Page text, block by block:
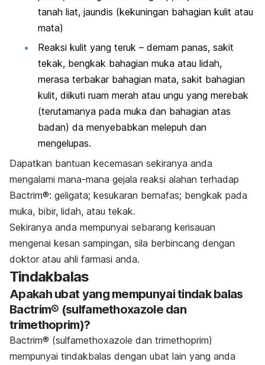
tanah liat, jaundis (kekuningan bahagian kulit atau
mata)
Reaksi kulit yang teruk – demam panas, sakit
tekak, bengkak bahagian muka atau lidah,
merasa terbakar bahagian mata, sakit bahagian
kulit, diikuti ruam merah atau ungu yang merebak
(terutamanya pada muka dan bahagian atas
badan) da menyebabkan melepuh dan
mengelupas.
Dapatkan bantuan kecemasan sekiranya anda
mengalami mana-mana gejala reaksi alahan terhadap
Bactrim®: geligata; kesukaran bernafas; bengkak pada
muka, bibir, lidah, atau tekak.
Sekiranya anda mempunyai sebarang kerisauan
mengenai kesan sampingan, sila berbincang dengan
doktor atau ahli farmasi anda.
Tindakbalas
Apakah ubat yang mempunyai tindak balas
Bactrim® (sulfamethoxazole dan
trimethoprim)?
Bactrim® (sulfamethoxazole dan trimethoprim)
mempunyai tindakbalas dengan ubat lain yang anda